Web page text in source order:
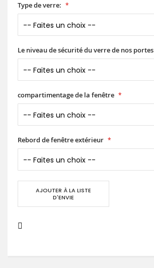
Type de verre:
Le niveau de sécurité du verre de nos portes
compartimentage de la fenêtre
Rebord de fenêtre extérieur
AJOUTER À LA LISTE
D'ENVIE